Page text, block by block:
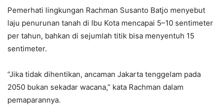
Pemerhati lingkungan Rachman Susanto Batjo menyebut
laju penurunan tanah di Ibu Kota mencapai 5–10 sentimeter
per tahun, bahkan di sejumlah titik bisa menyentuh 15
sentimeter.
“Jika tidak dihentikan, ancaman Jakarta tenggelam pada
2050 bukan sekadar wacana,” kata Rachman dalam
pemaparannya.